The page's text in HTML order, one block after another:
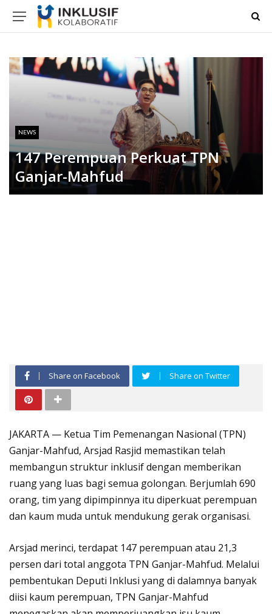
NEWS
147 Perempuan Perkuat TPN
Ganjar-Mahfud
Share on Facebook Share on Twitter
JAKARTA — Ketua Tim Pemenangan Nasional (TPN)
Ganjar-Mahfud, Arsjad Rasjid memastikan telah
membangun struktur inklusif dengan memberikan
ruang yang luas bagi semua golongan. Berjumlah 690
orang, tim yang dipimpinnya itu diperkuat perempuan
dan kaum muda untuk mendukung gerak organisasi.
Arsjad merinci, terdapat 147 perempuan atau 21,3
persen dari total anggota TPN Ganjar-Mahfud. Melalui
pembentukan Deputi Inklusi yang di dalamnya banyak
diisi kaum perempuan, TPN Ganjar-Mahfud